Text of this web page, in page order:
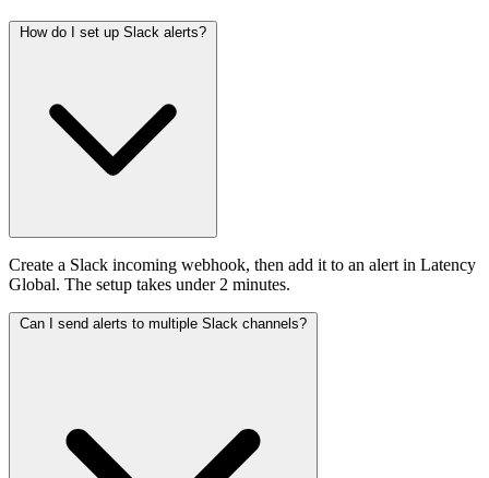
How do I set up Slack alerts?
Create a Slack incoming webhook, then add it to an alert in Latency
Global. The setup takes under 2 minutes.
Can I send alerts to multiple Slack channels?